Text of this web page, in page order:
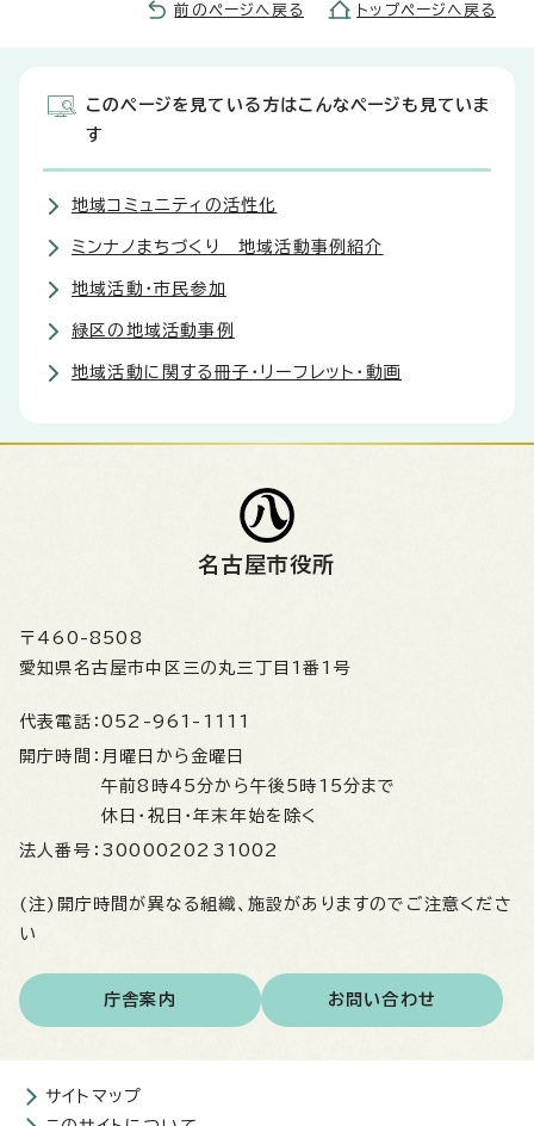
前のページへ戻る トップページへ戻る
このページを見ている方はこんなページも見ていま
す
地域コミュニティの活性化
ミンナノまちづくり 地域活動事例紹介
地域活動・市民参加
緑区の地域活動事例
地域活動に関する冊子・リーフレット・動画
名古屋市役所
〒460-8508
愛知県名古屋市中区三の丸三丁目1番1号
代表電話： 052-961-1111
開庁時間： 月曜日から金曜日
午前8時45分から午後5時15分まで
休日・祝日・年末年始を除く
法人番号： 3000020231002
(注)開庁時間が異なる組織、施設がありますのでご注意くださ
い
庁舎案内 お問い合わせ
サイトマップ